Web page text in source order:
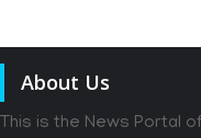
About Us
This is the News Portal